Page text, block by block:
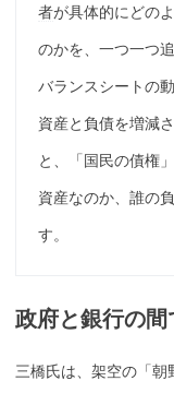
者が具体的にどの
のかを、一つ一つ
バランスシートの
資産と負債を増減
と、「国民の債権
資産なのか、誰の
す。
政府と銀行の間
三橋氏は、架空の「朝